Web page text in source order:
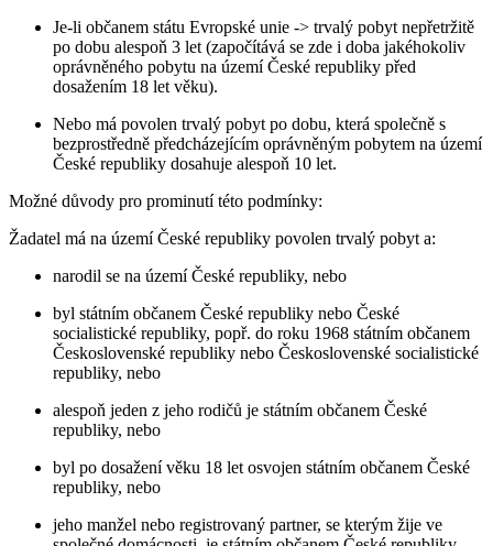
Je-li občanem státu Evropské unie -> trvalý pobyt nepřetržitě
po dobu alespoň 3 let (započítává se zde i doba jakéhokoliv
oprávněného pobytu na území České republiky před
dosažením 18 let věku).
Nebo má povolen trvalý pobyt po dobu, která společně s
bezprostředně předcházejícím oprávněným pobytem na území
České republiky dosahuje alespoň 10 let.
Možné důvody pro prominutí této podmínky:
Žadatel má na území České republiky povolen trvalý pobyt a:
narodil se na území České republiky, nebo
byl státním občanem České republiky nebo České
socialistické republiky, popř. do roku 1968 státním občanem
Československé republiky nebo Československé socialistické
republiky, nebo
alespoň jeden z jeho rodičů je státním občanem České
republiky, nebo
byl po dosažení věku 18 let osvojen státním občanem České
republiky, nebo
jeho manžel nebo registrovaný partner, se kterým žije ve